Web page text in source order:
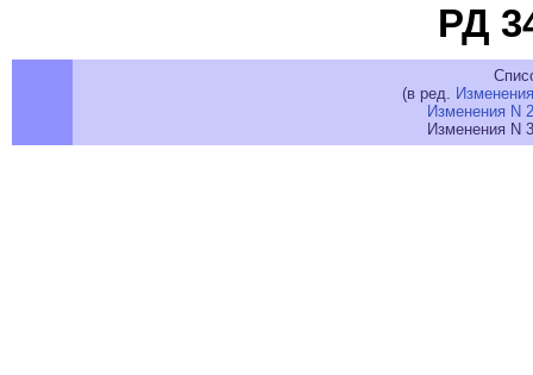
РД
(в ред.
Изменения N
Изменения N